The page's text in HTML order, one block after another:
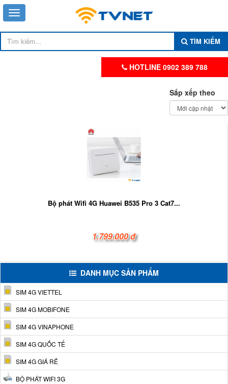
TÌM KIẾM
HOTLINE 0902 389 788
Sắp xếp theo
Bộ phát Wifi 4G Huawei B535 Pro 3 Cat7...
1.799.000 đ
DANH MỤC SẢN PHẨM
SIM 4G VIETTEL
SIM 4G MOBIFONE
SIM 4G VINAPHONE
SIM 4G QUỐC TẾ
SIM 4G GIÁ RẺ
BỘ PHÁT WIFI 3G